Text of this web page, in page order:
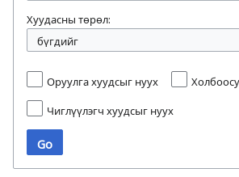
Хуудасны төрөл:
Оруулга хуудсыг нуух
Чиглүүлэгч хуудсыг нуух
Go